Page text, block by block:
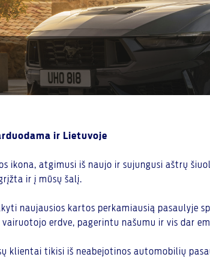
ir Lietuvoje
ikona, atgimusi iš naujo ir sujungusi aštrų
ir į mūsų šalį.
naujausios kartos perkamiausią pasaulyje
erdve, pagerintu našumu ir vis dar
klientai tikisi iš neabejotinos automobilių